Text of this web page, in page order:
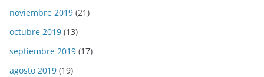
noviembre 2019 (21)
octubre 2019 (13)
septiembre 2019 (17)
agosto 2019 (19)